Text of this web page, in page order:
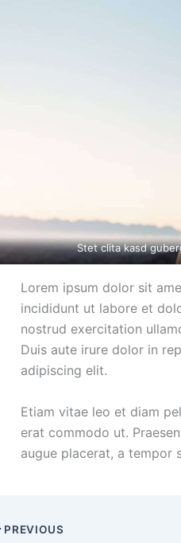
Stet clita kasd
Lorem ipsum dolor sit
incididunt ut labore et
nostrud exercitation
Duis aute irure dolor in
adipiscing elit.
Etiam vitae leo et diam
erat commodo ut.
augue placerat, a tempor
PREVIOUS